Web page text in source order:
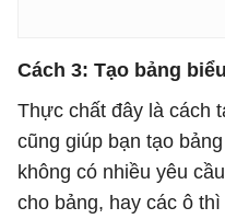
Cách 3: Tạo bảng
Thực chất đây là cách
cũng giúp bạn tạo
không có nhiều yêu
cho bảng, hay các ô